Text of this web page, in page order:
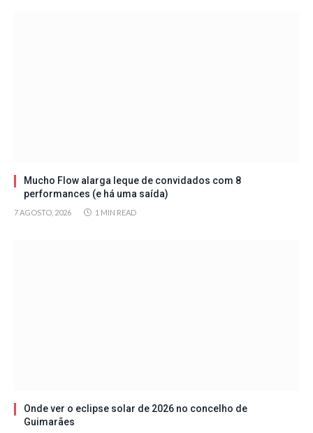
Mucho Flow alarga leque de convidados com 8
performances (e há uma saída)
7 AGOSTO, 2026 1 MIN READ
Onde ver o eclipse solar de 2026 no concelho de
Guimarães